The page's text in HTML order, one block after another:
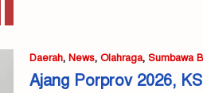
Daerah, News, Olahraga, Sumbawa
Ajang Porprov 2026,